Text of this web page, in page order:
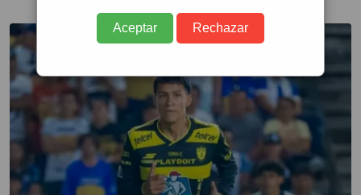
Aceptar Rechazar